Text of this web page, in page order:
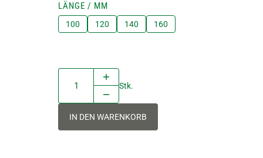
LÄNGE / MM
100 120 140 160
Stk.
IN DEN WARENKORB